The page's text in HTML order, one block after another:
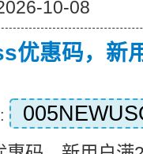
10-08
优惠码，新